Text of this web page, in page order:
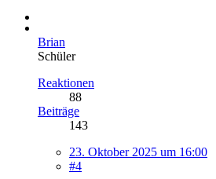
Brian
Schüler
Reaktionen
88
Beiträge
143
23. Oktober 2025 um 16:00
#4